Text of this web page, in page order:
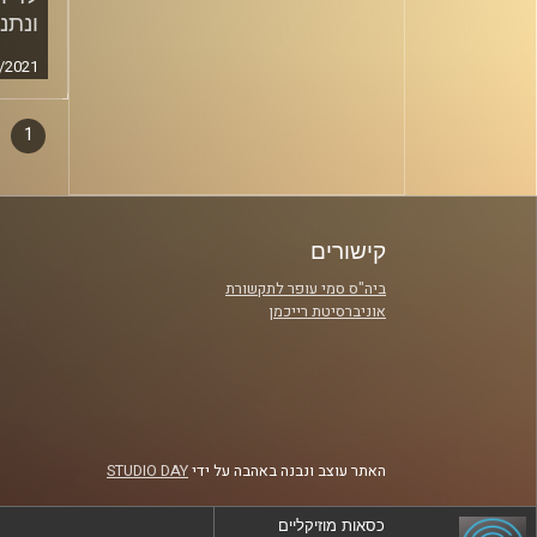
סגירה
1
קישורים
ביה"ס סמי עופר לתקשורת
אוניברסיטת רייכמן
האתר עוצב ונבנה באהבה על ידיSTUDIO DAY
כסאות מוזיקליים